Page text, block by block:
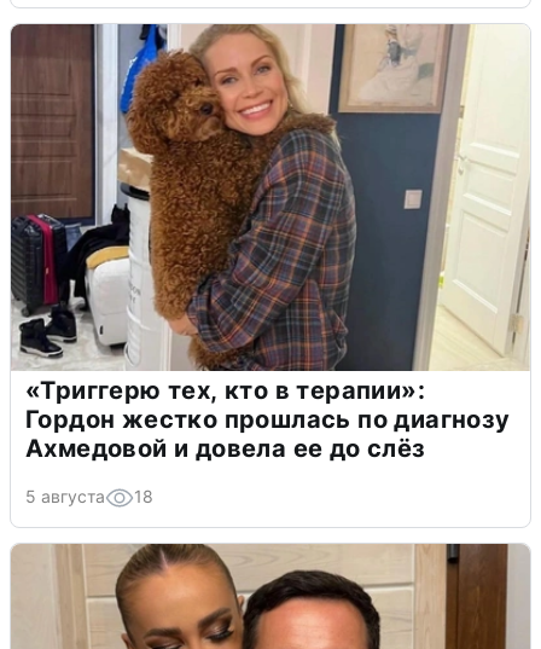
«Триггерю тех, кто в терапии»:
Гордон жестко прошлась по диагнозу
Ахмедовой и довела ее до слёз
5 августа 18